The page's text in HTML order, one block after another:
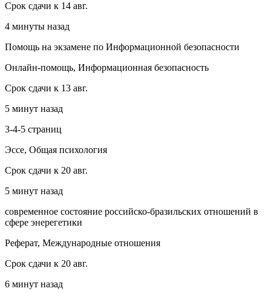
Срок сдачи к 14 авг.
4 минуты назад
Помощь на экзамене по Информационной безопасности
Онлайн-помощь, Информационная безопасность
Срок сдачи к 13 авг.
5 минут назад
3-4-5 страниц
Эссе, Общая психология
Срок сдачи к 20 авг.
5 минут назад
современное состояние российско-бразильских отношений в
сфере энерегетики
Реферат, Международные отношения
Срок сдачи к 20 авг.
6 минут назад